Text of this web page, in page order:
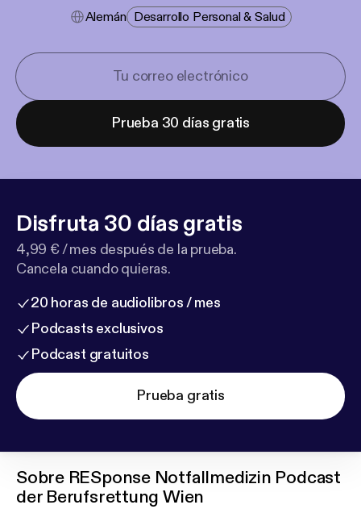
Alemán Desarrollo Personal & Salud
Prueba 30 días gratis
Disfruta 30 días gratis
4,99 € / mes después de la prueba.
Cancela cuando quieras.
20 horas de audiolibros / mes
Podcasts exclusivos
Podcast gratuitos
Prueba gratis
Sobre RESponse Notfallmedizin Podcast
der Berufsrettung Wien